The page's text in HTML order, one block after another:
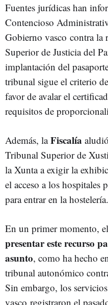
Fuentes jurídicas han
Contencioso
Gobierno vasco contra
Superior de Justicia del
implantación del
tribunal sigue el criterio
favor de avalar el
requisitos de
Además, laFiscalía
Tribunal Superior de
la Xunta a exigir la
el acceso a los
para entrar en la hostelería.
En un primer momento,
presentar este recurso
asunto, como ha hecho
tribunal autonómico
Sin embargo, los
vasco registraron el